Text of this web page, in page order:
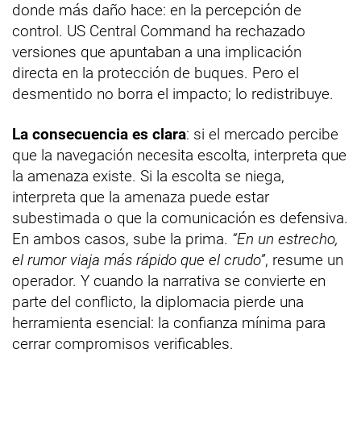
donde más daño hace: en la percepción de
control. US Central Command ha rechazado
versiones que apuntaban a una implicación
directa en la protección de buques. Pero el
desmentido no borra el impacto; lo redistribuye.
La consecuencia es clara: si el mercado percibe
que la navegación necesita escolta, interpreta que
la amenaza existe. Si la escolta se niega,
interpreta que la amenaza puede estar
subestimada o que la comunicación es defensiva.
En ambos casos, sube la prima. “En un estrecho,
el rumor viaja más rápido que el crudo”, resume un
operador. Y cuando la narrativa se convierte en
parte del conflicto, la diplomacia pierde una
herramienta esencial: la confianza mínima para
cerrar compromisos verificables.